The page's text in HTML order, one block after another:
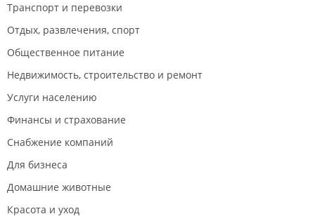
Транспорт и перевозки
Отдых, развлечения, спорт
Общественное питание
Недвижимость, строительство и ремонт
Услуги населению
Финансы и страхование
Снабжение компаний
Для бизнеса
Домашние животные
Красота и уход